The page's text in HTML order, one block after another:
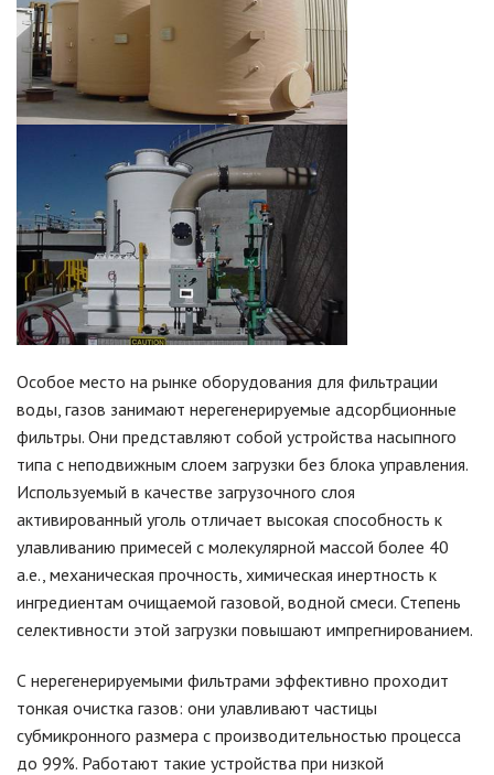
Особое место на рынке оборудования для фильтрации
воды, газов занимают нерегенерируемые адсорбционные
фильтры. Они представляют собой устройства насыпного
типа с неподвижным слоем загрузки без блока управления.
Используемый в качестве загрузочного слоя
активированный уголь отличает высокая способность к
улавливанию примесей с молекулярной массой более 40
а.е., механическая прочность, химическая инертность к
ингредиентам очищаемой газовой, водной смеси. Степень
селективности этой загрузки повышают импрегнированием.
С нерегенерируемыми фильтрами эффективно проходит
тонкая очистка газов: они улавливают частицы
субмикронного размера с производительностью процесса
до 99%. Работают такие устройства при низкой